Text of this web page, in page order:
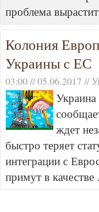
проблема
Колония
Украины с ЕС
03:00 // 05.06.2017 //
ждет
быстро теряет
интеграции с
примут в качестве